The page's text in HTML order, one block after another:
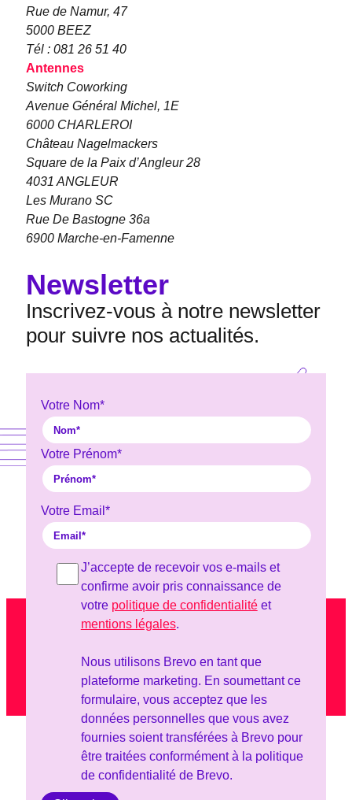
Rue de Namur, 47
5000 BEEZ
Tél : 081 26 51 40
Antennes
Switch Coworking
Avenue Général Michel, 1E
6000 CHARLEROI
Château Nagelmackers
Square de la Paix d’Angleur 28
4031 ANGLEUR
Les Murano SC
Rue De Bastogne 36a
6900 Marche-en-Famenne
Newsletter
Inscrivez-vous à notre newsletter
pour suivre nos actualités.
Votre Nom*
Votre Prénom*
Votre Email *
J’accepte de recevoir vos e-mails et
confirme avoir pris connaissance de
votre politique de confidentialitéet
mentions légales.
Nous utilisons Brevo en tant que
plateforme marketing. En soumettant ce
formulaire, vous acceptez que les
données personnelles que vous avez
fournies soient transférées à Brevo pour
être traitées conformément à la politique
de confidentialité de Brevo.